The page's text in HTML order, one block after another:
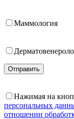
Маммология
Отправить
Нажимая на
персональных
отношении